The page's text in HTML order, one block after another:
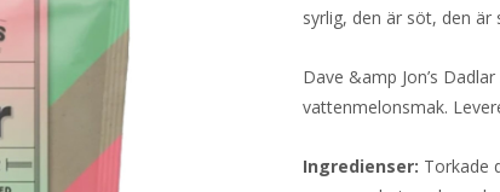
syrlig, den är söt, den
Dave &amp Jon’s
vattenmelonsmak.
Ingredienser: Torkade